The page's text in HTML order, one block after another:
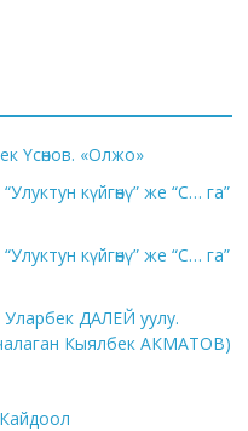
Үсөнов. «Олжо»
“Улуктун күйгөнү” же “С… га”
“Улуктун күйгөнү” же “С… га”
Уларбек ДАЛЕЙ уулу.
Кыялбек АКМАТОВ)